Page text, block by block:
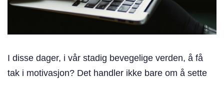
I disse dager, i vår stadig bevegelige verden, å få
tak i motivasjon? Det handler ikke bare om å sette